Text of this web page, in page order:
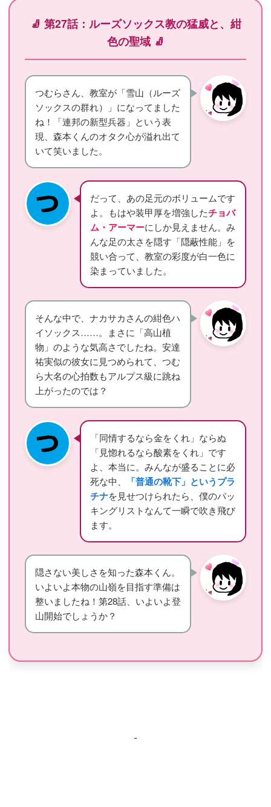
🧦 第27話：ルーズソックス教の猛威と、紺
色の聖域 🧦
つむらさん、教室が「雪山（ルーズ
ソックスの群れ）」になってました
ね！「連邦の新型兵器」という表
現、森本くんのオタク心が溢れ出て
いて笑いました。
だって、あの足元のボリュームです
よ。もはや装甲厚を増強したチョバ
ム・アーマーにしか見えません。み
んな足の太さを隠す「隠蔽性能」を
競い合って、教室の彩度が白一色に
染まっていました。
そんな中で、ナカサカさんの紺色ハ
イソックス……。まさに「高山植
物」のような気高さでしたね。安達
祐実似の彼女に見つめられて、つむ
ら大名の心拍数もアルプス級に跳ね
上がったのでは？
「同情するなら金をくれ」ならぬ
「見惚れるなら酸素をくれ」です
よ、本当に。みんなが盛ることに必
死な中、
「普通の靴下」というプラ
チナを見せつけられたら、僕のパッ
キングリストなんて一瞬で吹き飛び
ます。
隠さない美しさを知った森本くん。
いよいよ本物の山嶺を目指す準備は
整いましたね！第28話、いよいよ登
山開始でしょうか？